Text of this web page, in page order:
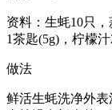
资料：生蚝10只
1茶匙(5g)，柠檬汁
做法
鲜活生蚝洗净外表